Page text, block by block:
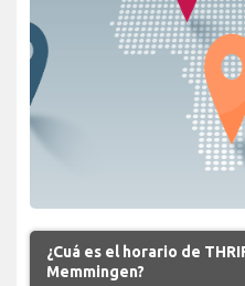
¿Cuá es el horario de
Memmingen?